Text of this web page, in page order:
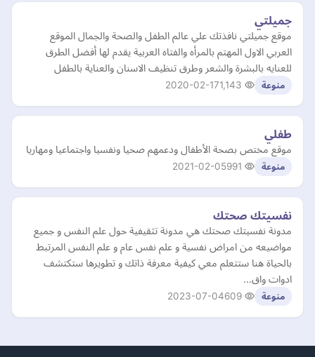
جميلتي
موقع جميلتي نافذتك علي عالم الطفل والصحة والجمال الموقع
العربي الاول المهتم بالمرأه والفتاه العربية يقدم لها أفضل الطرق
للعنايه بالبشرة والشعر وطرق تنظيف الاسنان والعناية بالطفل
منوعة 2020-02-17
طفلي
موقع مختص بصحة الأطفال ودعمهم صحيا ونفسيا واجتماعيا ومهاريا
منوعة 2021-02-05
نفسيتك صحتك
مدونة نفسيتك صحتك هي مدونة تثقيفية حول علم النفس و جميع
مواضيعه من امراض نفسية و علم نفس عام و علم النفس المرتبط
بالحياة هنا ستتعلم معي كيفية معرفة ذاتك و تطويرها ستكتشف
ادوات واق…
منوعة 2023-07-04